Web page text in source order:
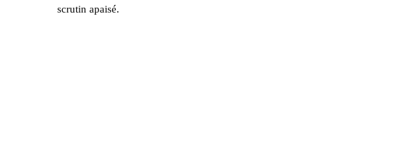
scrutin apaisé.